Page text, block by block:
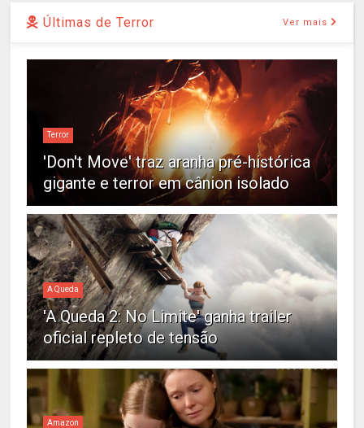
Últimas de Terror Ver mais
Terror
'Don't Move' traz aranha pré-histórica
gigante e terror em cânion isolado
A Queda
'A Queda 2: No Limite' ganha trailer
oficial repleto de tensão
Amazon